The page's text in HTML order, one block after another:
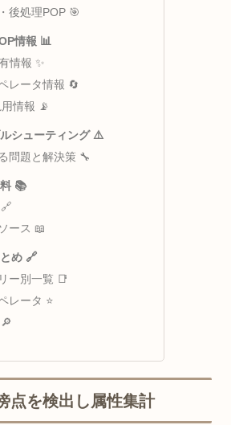
後処理POP 🎯
情報 📊
情報 ✨
レータ情報 🔄
情報 📡
ルシューティング ⚠️
問題と解決策 🔧
📚
ース 📖
め 🔗
ー別一覧 📑
レータ ⭐
点を検出し属性集計